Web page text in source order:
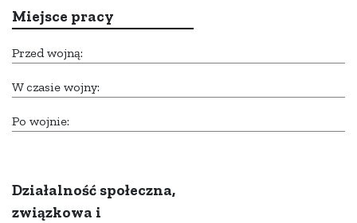
Miejsce pracy
Przed wojną:
W czasie wojny:
Po wojnie:
Działalność społeczna,
związkowa i